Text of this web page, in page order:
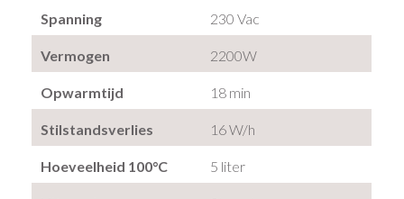
Spanning 230 Vac
Vermogen 2200W
Opwarmtijd 18 min
Stilstandsverlies 16 W/h
Hoeveelheid 100°C 5 liter